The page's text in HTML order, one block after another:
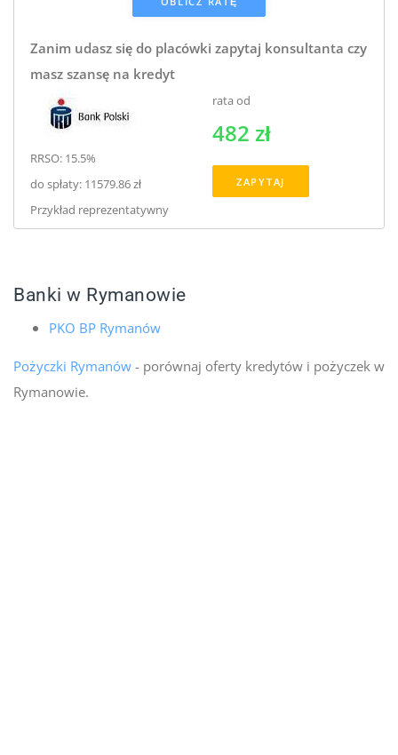
Zanim udasz się do placówki zapytaj konsultanta czy
masz szansę na kredyt
RRSO: 15.5%
do spłaty: 11579.86 zł
Przykład reprezentatywny
rata od
482 zł
ZAPYTAJ
Banki w Rymanowie
PKO BP Rymanów
Pożyczki Rymanów- porównaj oferty kredytów i pożyczek w
Rymanowie.